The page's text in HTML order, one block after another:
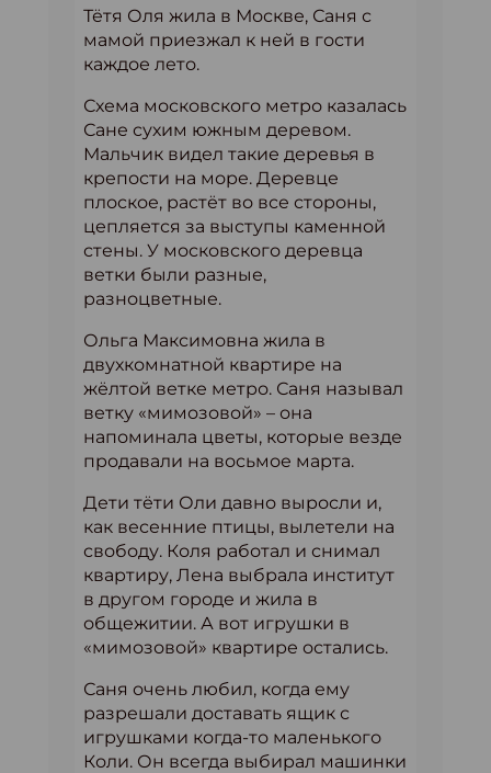
Тётя Оля жила в Москве, Саня с
мамой приезжал к ней в гости
каждое лето.
Схема московского метро казалась
Сане сухим южным деревом.
Мальчик видел такие деревья в
крепости на море. Деревце
плоское, растёт во все стороны,
цепляется за выступы каменной
стены. У московского деревца
ветки были разные,
разноцветные.
Ольга Максимовна жила в
двухкомнатной квартире на
жёлтой ветке метро. Саня называл
ветку «мимозовой» – она
напоминала цветы, которые везде
продавали на восьмое марта.
Дети тёти Оли давно выросли и,
как весенние птицы, вылетели на
свободу. Коля работал и снимал
квартиру, Лена выбрала институт
в другом городе и жила в
общежитии. А вот игрушки в
«мимозовой» квартире остались.
Саня очень любил, когда ему
разрешали доставать ящик с
игрушками когда-то маленького
Коли. Он всегда выбирал машинки